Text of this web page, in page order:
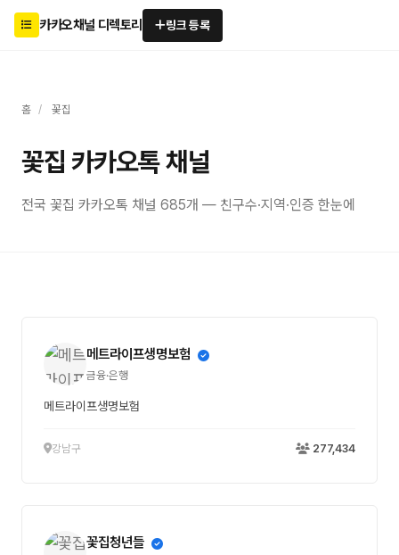
카카오채널 디렉토리 링크 등록
홈 / 꽃집
꽃집 카카오톡 채널
전국 꽃집 카카오톡 채널 685개 — 친구수·지역·인증 한눈에
메트라이프생명보험
금융·은행
메트라이프생명보험
강남구 277,434
꽃집청년들